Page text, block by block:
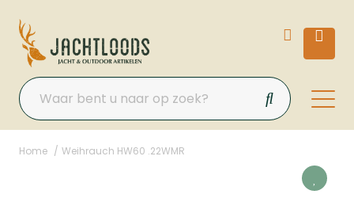
Home Weihrauch HW60 .22WMR